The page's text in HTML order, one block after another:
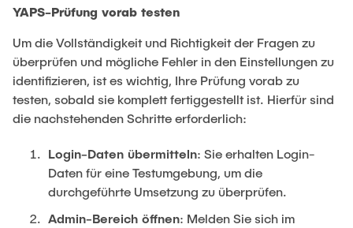
YAPS-Prüfung vorab testen
Um die Vollständigkeit und Richtigkeit der Fragen zu
überprüfen und mögliche Fehler in den Einstellungen zu
identifizieren, ist es wichtig, Ihre Prüfung vorab zu
testen, sobald sie komplett fertiggestellt ist. Hierfür sind
die nachstehenden Schritte erforderlich:
Login-Daten übermitteln: Sie erhalten Login-
Daten für eine Testumgebung, um die
durchgeführte Umsetzung zu überprüfen.
Admin-Bereich öffnen: Melden Sie sich im